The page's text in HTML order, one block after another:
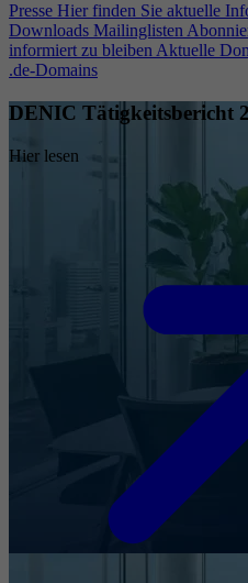
Presse Hier finden Sie aktuelle
Downloads Mailinglisten
informiert zu bleiben Aktuelle
.de-Domains
DENIC Tätigkeitsbericht
Hier lesen